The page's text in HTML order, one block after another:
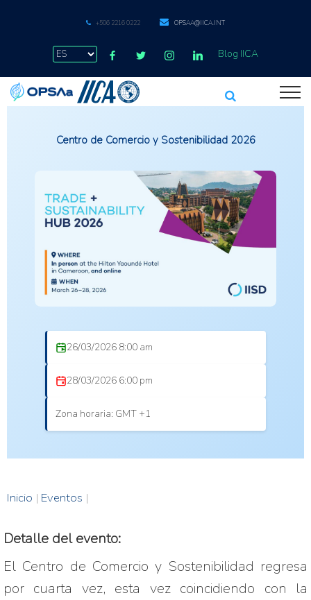
+506 2216 0222 OPSAA@IICA.INT
Blog IICA
Centro de Comercio y Sostenibilidad 2026
26/03/2026 8:00 am
28/03/2026 6:00 pm
Zona horaria: GMT +1
Inicio | Eventos |
Detalle del evento:
El Centro de Comercio y Sostenibilidad regresa
por cuarta vez, esta vez coincidiendo con la